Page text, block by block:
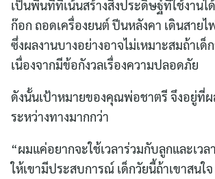
เป็นพื้นที่ที่เน้นสร้างสิ่งประดิษฐ์ที่ใช้งานไ
ก๊อก ถอดเครื่องยนต์ ปีนหลังคา เดินสาย
ซึ่งผลงานบางอย่างอาจไม่เหมาะสมถ้าเด็
เนื่องจากมีข้อกังวลเรื่องความปลอดภัย
ดังนั้นเป้าหมายของคุณพ่อชาตรี จึงอยู่ที่
ระหว่างทางมากกว่า
“ผมแค่อยากจะใช้เวลาร่วมกับลูกและเว
ให้เขามีประสบการณ์ เด็กวัยนี้ถ้าเขาสนใ